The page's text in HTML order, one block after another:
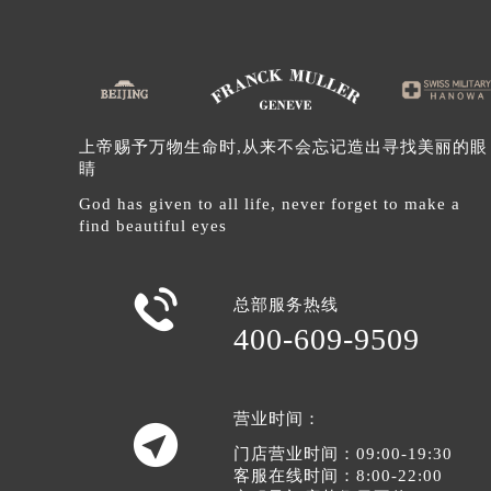
北京市朝阳区建国门外大街甲6号华
北京市东城区东长安街1号王府井东
河北省保定市竞秀区朝阳北大街北
内蒙古自治区巴彦淖尔市临河区新华
内蒙古自治区包头市青山区幸福路甲
内蒙古自治区通辽市科尔沁区明仁
内蒙古自治区乌兰察布市集宁区恩
内蒙古自治区锡林郭勒盟市锡林浩
内蒙古自治区兴安盟市乌兰浩特市
上帝赐予万物生命时,从来不会忘记造出寻找美丽的眼
睛
God has given to all life, never forget to make a
find beautiful eyes
 总部服务热线
400-609-9509

营业时间：
门店营业时间：09:00-19:30
客服在线时间：8:00-22:00